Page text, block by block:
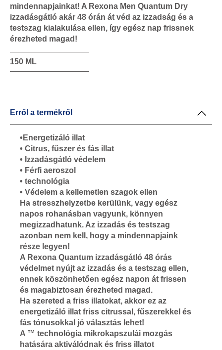
mindennapjainkat! A Rexona Men Quantum Dry
izzadásgátló akár 48 órán át véd az izzadság és a
testszag kialakulása ellen, így egész nap frissnek
érezheted magad!
150 ML
Erről a termékről
•Energetizáló illat
• Citrus, fűszer és fás illat
• Izzadásgátló védelem
• Férfi aeroszol
• technológia
• Védelem a kellemetlen szagok ellen
Ha stresszhelyzetbe kerülünk, vagy egész
napos rohanásban vagyunk, könnyen
megizzadhatunk. Az izzadás és testszag
azonban nem kell, hogy a mindennapjaink
része legyen!
A Rexona Quantum izzadásgátló 48 órás
védelmet nyújt az izzadás és a testszag ellen,
ennek köszönhetően egész napon át frissen
és magabiztosan érezheted magad.
Ha szereted a friss illatokat, akkor ez az
energetizáló illat friss citrussal, fűszerekkel és
fás tónusokkal jó választás lehet!
A ™ technológia mikrokapszulái mozgás
hatására aktiválódnak és friss illatot